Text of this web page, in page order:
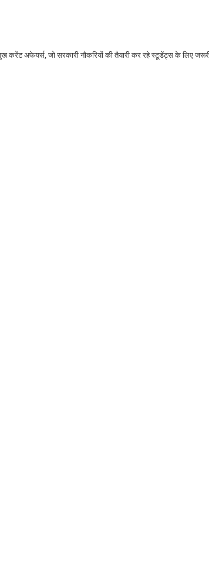
करेंट अफेयर्स, जो सरकारी नौकरियों की तैयारी कर रहे स्टूडेंट्स के लिए